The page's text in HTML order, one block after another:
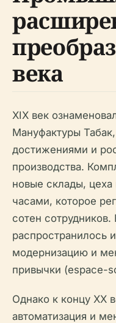
века
XIX век
Мануфактуры
достижениями и
производства.
новые склады, цеха
часами, которое
сотен
распространилось
модернизацию и
привычки (espace-
Однако к концу XX
автоматизация и